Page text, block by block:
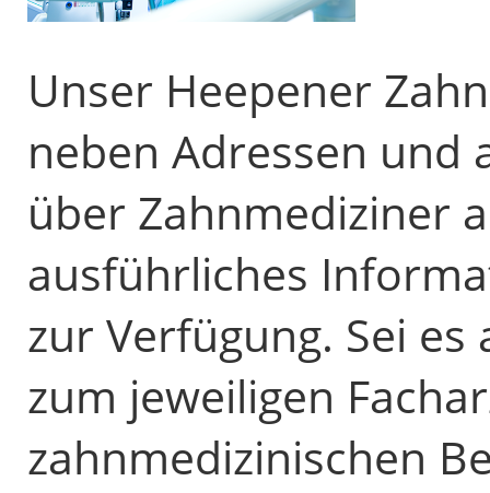
Unser Heepener
neben Adressen
über Zahnmediziner
ausführliches
zur Verfügung. Sei
zum jeweiligen
zahnmedizinischen